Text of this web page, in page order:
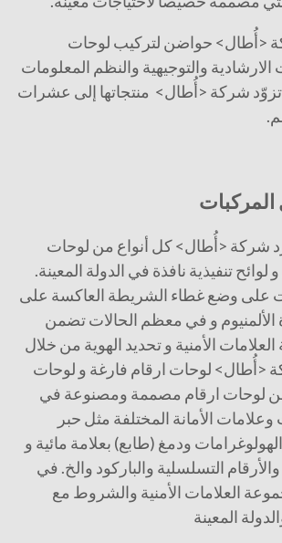
حواضن لتركيب لوحات
والتوجيهية والنظم المعلومات
تزوّد شركة <أُطال> منتجاتها إلى عشرات
شركة <أُطال> كل أنواع من لوحات
لوائح تنفيذية نافذة في الدولة المعينة.
على وضع غطاء الشريطة العاكسة على
و في معظم الحالات تضمن
الأمنية و تحديد الهوية من خلال
<أُطال> لوحات ارقام فارغة و لوحات
لوحات ارقام مصممة ومصنوعة في
الأمانة المختلفة مثل حبر
ودمغ (طابع) بعلامة مائية و
التسلسلية والباركود والخ. في
العلامات الأمنية والشروط مع
المعينة